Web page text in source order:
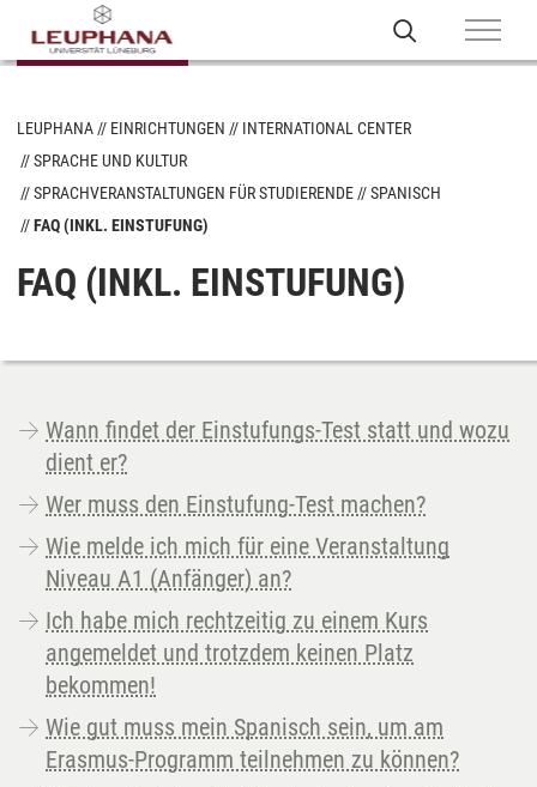
LEUPHANA EINRICHTUNGEN
INTERNATIONAL CENTER
SPRACHE UND KULTUR
SPRACHVERANSTALTUNGEN FÜR STUDIERENDE
SPANISCH
FAQ (INKL. EINSTUFUNG)
FAQ (INKL. EINSTUFUNG)
Wann findet der Einstufungs-Test statt und wozu
dient er?
Wer muss den Einstufung-Test machen?
Wie melde ich mich für eine Veranstaltung
Niveau A1 (Anfänger) an?
Ich habe mich rechtzeitig zu einem Kurs
angemeldet und trotzdem keinen Platz
bekommen!
Wie gut muss mein Spanisch sein, um am
Erasmus-Programm teilnehmen zu können?